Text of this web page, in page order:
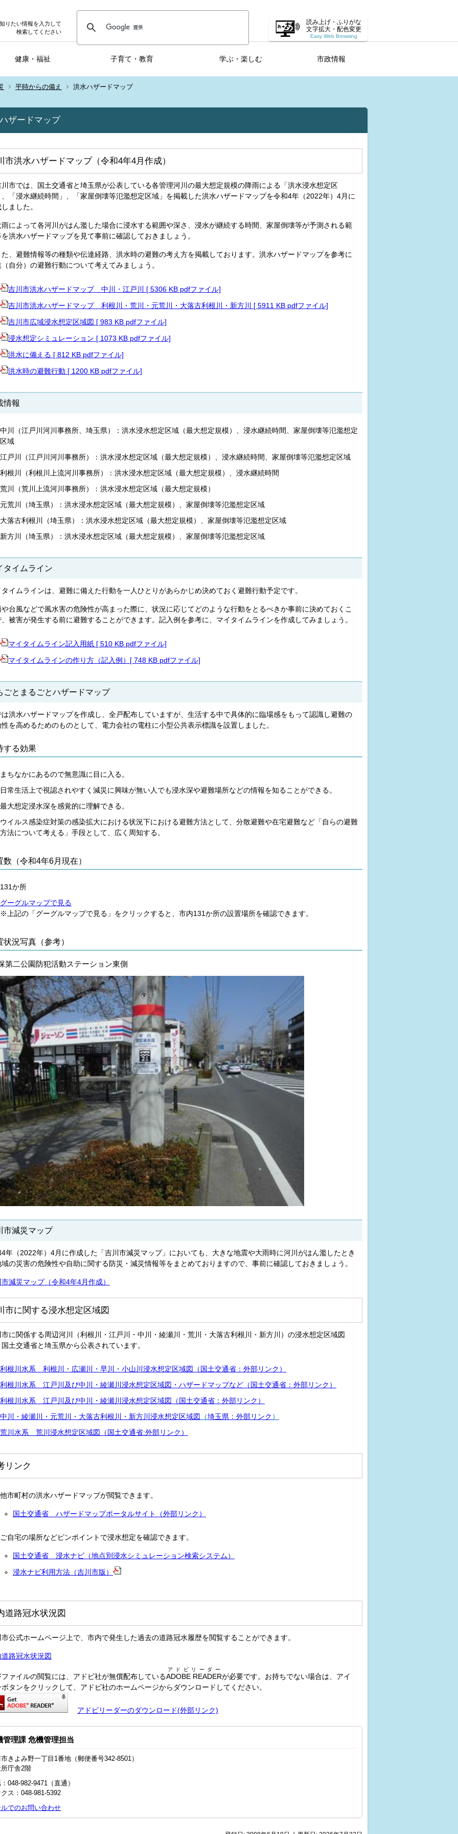
りたい情報を入力して
検索してください
読み上げ・ふりがな
文字拡大・配色変更
Easy Web Browsing
健康・福祉 子育て・教育 学ぶ・楽しむ 市政情報
平時からの備え 洪水ハザードマップ
ザードマップ
市洪水ハザードマップ（令和4年4月作成）
市では、国土交通省と埼玉県が公表している各管理河川の最大想定規模の降雨による「洪水浸水想定区
、「浸水継続時間」、「家屋倒壊等氾濫想定区域」を掲載した洪水ハザードマップを令和4年（2022年）4月に
ました。
によって各河川がはん濫した場合に浸水する範囲や深さ、浸水が継続する時間、家屋倒壊等が予測される範
洪水ハザードマップを見て事前に確認しておきましょう。
、避難情報等の種類や伝達経路、洪水時の避難の考え方を掲載しております。洪水ハザードマップを参考に
自分）の避難行動について考えてみましょう。
吉川市洪水ハザードマップ 中川・江戸川 [ 5306 KB pdfファイル]
吉川市洪水ハザードマップ 利根川・荒川・元荒川・大落古利根川・新方川 [ 5911 KB pdfファイル]
吉川市広域浸水想定区域図 [ 983 KB pdfファイル]
浸水想定シミュレーション [ 1073 KB pdfファイル]
洪水に備える [ 812 KB pdfファイル]
洪水時の避難行動 [ 1200 KB pdfファイル]
情報
中川（江戸川河川事務所、埼玉県）：洪水浸水想定区域（最大想定規模）、浸水継続時間、家屋倒壊等氾濫想定
区域
江戸川（江戸川河川事務所）：洪水浸水想定区域（最大想定規模）、浸水継続時間、家屋倒壊等氾濫想定区域
利根川（利根川上流河川事務所）：洪水浸水想定区域（最大想定規模）、浸水継続時間
荒川（荒川上流河川事務所）：洪水浸水想定区域（最大想定規模）
元荒川（埼玉県）：洪水浸水想定区域（最大想定規模）、家屋倒壊等氾濫想定区域
大落古利根川（埼玉県）：洪水浸水想定区域（最大想定規模）、家屋倒壊等氾濫想定区域
新方川（埼玉県）：洪水浸水想定区域（最大想定規模）、家屋倒壊等氾濫想定区域
タイムライン
イムラインは、避難に備えた行動を一人ひとりがあらかじめ決めておく避難行動予定です。
台風などで風水害の危険性が高まった際に、状況に応じてどのような行動をとるべきか事前に決めておくこ
被害が発生する前に避難することができます。記入例を参考に、マイタイムラインを作成してみましょう。
マイタイムライン記入用紙 [ 510 KB pdfファイル]
マイタイムラインの作り方（記入例）[ 748 KB pdfファイル]
ごとまるごとハザードマップ
は洪水ハザードマップを作成し、全戸配布していますが、生活する中で具体的に臨場感をもって認識し避難の
を高めるためのものとして、電力会社の電柱に小型公共表示標識を設置しました。
する効果
まちなかにあるので無意識に目に入る。
日常生活上で視認されやすく減災に興味が無い人でも浸水深や避難場所などの情報を知ることができる。
最大想定浸水深を感覚的に理解できる。
ウイルス感染症対策の感染拡大における状況下における避難方法として、分散避難や在宅避難など「自らの避難
方法について考える」手段として、広く周知する。
数（令和4年6月現在）
131か所
グーグルマップで見る
※上記の「グーグルマップで見る」をクリックすると、市内131か所の設置場所を確認できます。
状況写真（参考）
第二公園防犯活動ステーション東側
市減災マップ
4年（2022年）4月に作成した 「吉川市減災マップ」においても、大きな地震や大雨時に河川がはん濫したとき
の災害の危険性や自助に関する防災・減災情報等をまとめておりますので、事前に確認しておきましょう。
減災マップ（令和4年4月作成）
市に関する浸水想定区域図
市に関係する周辺河川（利根川・江戸川・中川・綾瀬川・荒川・大落古利根川・新方川）の浸水想定区域図
国土交通省と埼玉県から公表されています。
利根川水系 利根川・広瀬川・早川・小山川浸水想定区域図（国土交通省：外部リンク）
利根川水系 江戸川及び中川・綾瀬川浸水想定区域図・ハザードマップなど（国土交通省：外部リンク）
利根川水系 江戸川及び中川・綾瀬川浸水想定区域図（国土交通省：外部リンク）
中川・綾瀬川・元荒川・大落古利根川・新方川浸水想定区域図
（埼玉県：外部リンク ）
荒川水系 荒川浸水想定区域図（国土交通省:外部リンク）
リンク
他市町村の洪水ハザードマップが閲覧できます。
国土交通省 ハザードマップポータルサイト（外部リンク）
ご自宅の場所などピンポイントで浸水想定を確認できます。
国土交通省 浸水ナビ（地点別浸水シミュレーション検索システム）
浸水ナビ利用方法（吉川市版）
道路冠水状況図
公式ホームページ上で、市内で発生した過去の道路冠水履歴を閲覧することができます。
路冠水状況図
ファイルの閲覧には、アドビ社が無償配布しているADOBE READER
アドビリーダー
が必要です。お持ちでない場合は、アイ
タンをクリックして、アドビ社のホームページからダウンロードしてください。
アドビリーダーのダウンロード(外部リンク)
管理課 危機管理担当
きよみ野一丁目1番地（郵便番号342-8501）
庁舎2階
048-982-9471（直通）
ス：048-981-5392
でのお問い合わせ